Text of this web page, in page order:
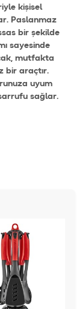
kişisel
Paslanmaz
bir şekilde
sayesinde
mutfakta
bir araçtır.
uyum
sağlar.